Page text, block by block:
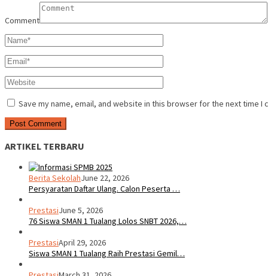
Comment
Save my name, email, and website in this browser for the next time I
ARTIKEL TERBARU
Berita SekolahJune 22, 2026
Persyaratan Daftar Ulang. Calon Peserta …
PrestasiJune 5, 2026
76 Siswa SMAN 1 Tualang Lolos SNBT 2026,…
PrestasiApril 29, 2026
Siswa SMAN 1 Tualang Raih Prestasi Gemil…